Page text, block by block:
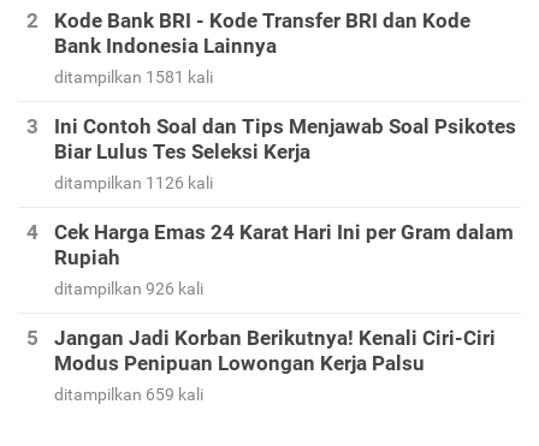
Kode Bank BRI - Kode Transfer BRI dan Kode
Bank Indonesia Lainnya
ditampilkan 1581 kali
Ini Contoh Soal dan Tips Menjawab Soal Psikotes
Biar Lulus Tes Seleksi Kerja
ditampilkan 1126 kali
Cek Harga Emas 24 Karat Hari Ini per Gram dalam
Rupiah
ditampilkan 926 kali
Jangan Jadi Korban Berikutnya! Kenali Ciri-Ciri
Modus Penipuan Lowongan Kerja Palsu
ditampilkan 659 kali